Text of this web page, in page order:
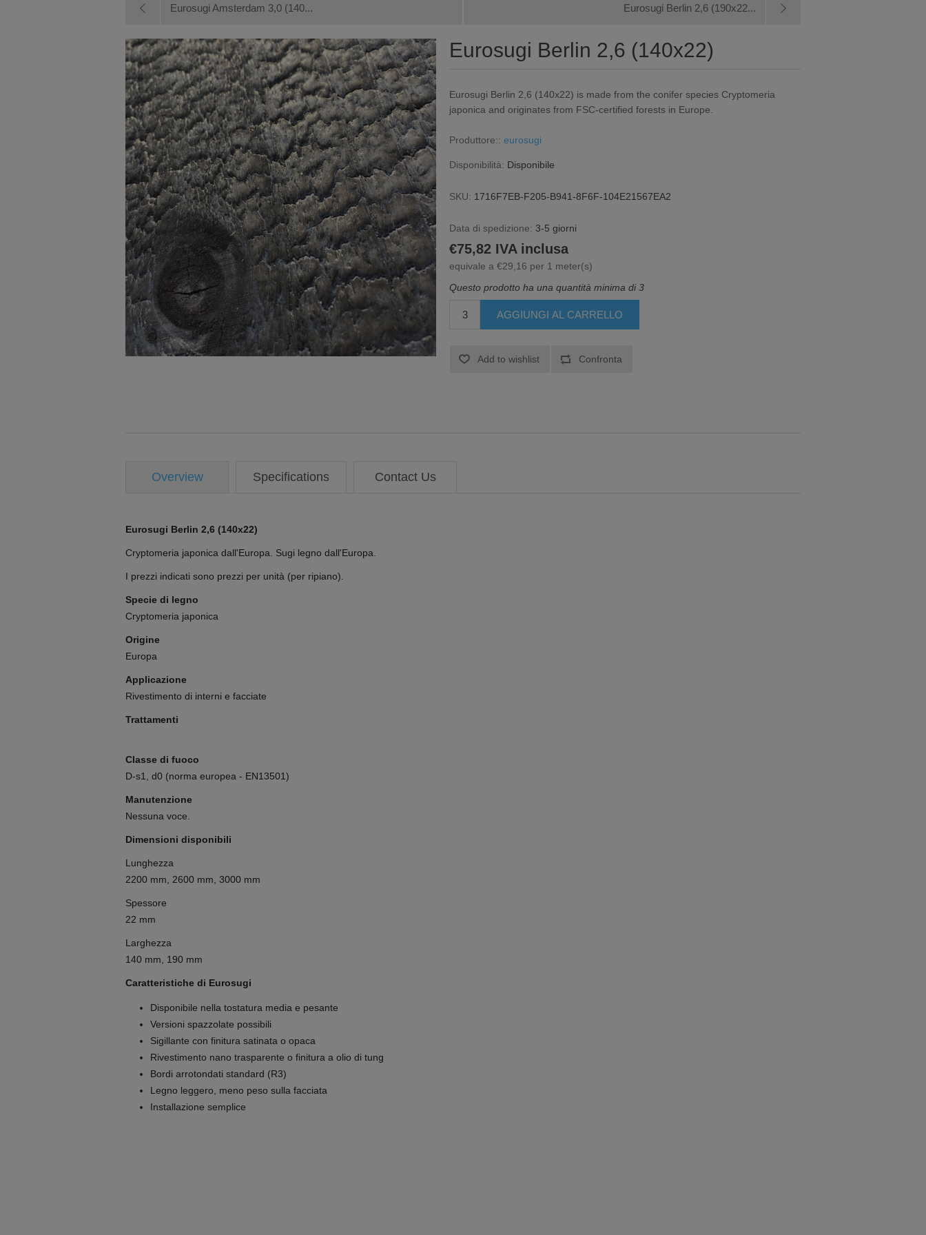
Eurosugi Amsterdam 3,0 (140... Eurosugi Berlin 2,6 (190x22...
Eurosugi Berlin 2,6 (140x22)
Eurosugi Berlin 2,6 (140x22) is made from the conifer species Cryptomeria
japonica and originates from FSC-certified forests in Europe.
Produttore:: eurosugi
Disponibilità: Disponibile
SKU: 1716F7EB-F205-B941-8F6F-104E21567EA2
Data di spedizione: 3-5 giorni
€75,82 IVA inclusa
equivale a €29,16 per 1 meter(s)
Questo prodotto ha una quantità minima di 3
Overview Specifications Contact Us
Eurosugi Berlin 2,6 (140x22)
Cryptomeria japonica dall'Europa. Sugi legno dall'Europa.
I prezzi indicati sono prezzi per unità (per ripiano).
Specie di legno
Cryptomeria japonica
Origine
Europa
Applicazione
Rivestimento di interni e facciate
Trattamenti
Classe di fuoco
D-s1, d0 (norma europea - EN13501)
Manutenzione
Nessuna voce.
Dimensioni disponibili
Lunghezza
2200 mm, 2600 mm, 3000 mm
Spessore
22 mm
Larghezza
140 mm, 190 mm
Caratteristiche di Eurosugi
Disponibile nella tostatura media e pesante
Versioni spazzolate possibili
Sigillante con finitura satinata o opaca
Rivestimento nano trasparente o finitura a olio di tung
Bordi arrotondati standard (R3)
Legno leggero, meno peso sulla facciata
Installazione semplice